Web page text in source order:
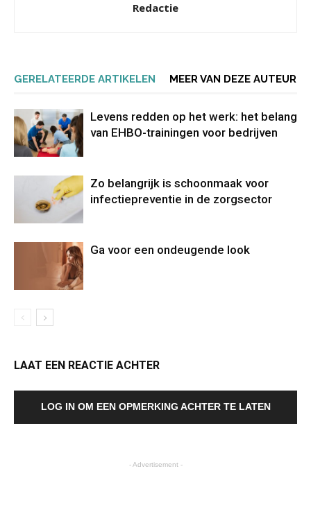
Redactie
GERELATEERDE ARTIKELEN MEER VAN DEZE AUTEUR
Levens redden op het werk: het belang
van EHBO-trainingen voor bedrijven
Zo belangrijk is schoonmaak voor
infectiepreventie in de zorgsector
Ga voor een ondeugende look
LAAT EEN REACTIE ACHTER
LOG IN OM EEN OPMERKING ACHTER TE LATEN
- Advertisement -